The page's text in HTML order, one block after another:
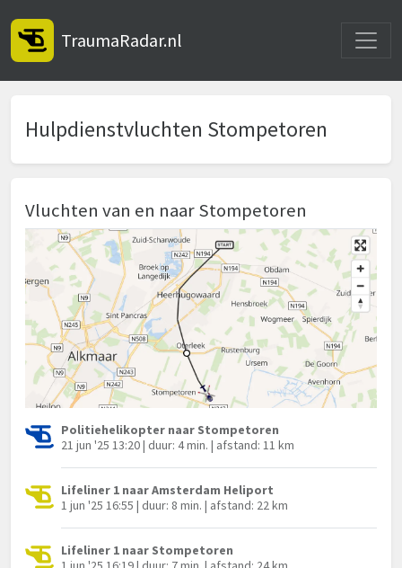
TraumaRadar.nl
Hulpdienstvluchten Stompetoren
Vluchten van en naar Stompetoren
Politiehelikopter naar Stompetoren
21 jun '25 13:20 | duur: 4 min. | afstand: 11 km
Lifeliner 1 naar Amsterdam Heliport
1 jun '25 16:55 | duur: 8 min. | afstand: 22 km
Lifeliner 1 naar Stompetoren